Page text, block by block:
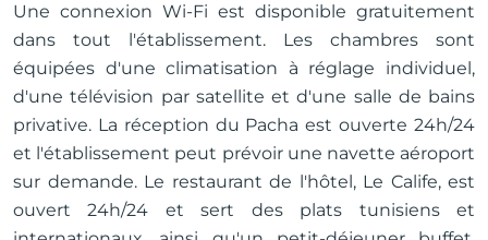
Une connexion Wi-Fi est disponible gratuitement
dans tout l'établissement. Les chambres sont
équipées d'une climatisation à réglage individuel,
d'une télévision par satellite et d'une salle de bains
privative. La réception du Pacha est ouverte 24h/24
et l'établissement peut prévoir une navette aéroport
sur demande. Le restaurant de l'hôtel, Le Calife, est
ouvert 24h/24 et sert des plats tunisiens et